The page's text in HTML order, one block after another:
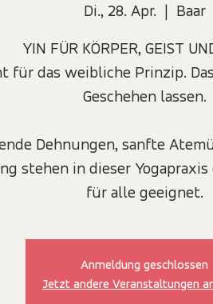
Di., 28. Apr. Baar
YIN FÜR KÖRPER, GEIST
für das weibliche Prinzip.
Geschehen lassen.
Dehnungen, sanfte
stehen in dieser
Anmeldung geschlossen
Jetzt andere Veranstaltungen